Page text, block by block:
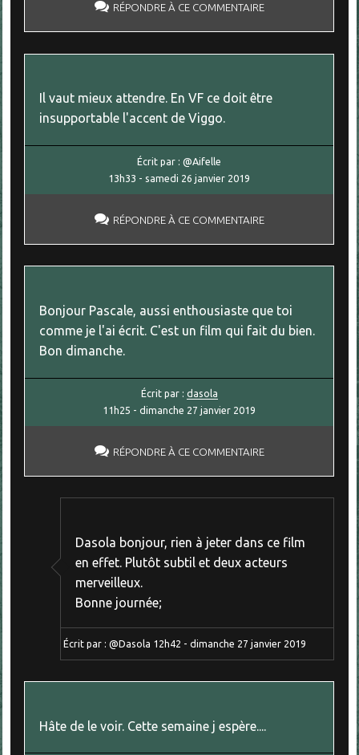
RÉPONDRE À CE COMMENTAIRE
Il vaut mieux attendre. En VF ce doit être
insupportable l'accent de Viggo.
Écrit par :@Aifelle
13h33 - samedi 26 janvier 2019
RÉPONDRE À CE COMMENTAIRE
Bonjour Pascale, aussi enthousiaste que toi
comme je l'ai écrit. C'est un film qui fait du bien.
Bon dimanche.
Écrit par : dasola
11h25 -dimanche 27 janvier 2019
RÉPONDRE À CE COMMENTAIRE
Dasola bonjour, rien à jeter dans ce film
en effet. Plutôt subtil et deux acteurs
merveilleux.
Bonne journée;
Écrit par :@Dasola 12h42 -dimanche 27 janvier 2019
Hâte de le voir. Cette semaine j espère....